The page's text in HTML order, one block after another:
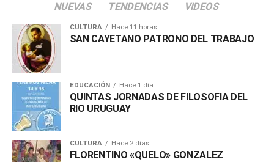
NUEVAS TENDENCIAS VIDEOS
CULTURA Hace 11 horas
SAN CAYETANO PATRONO DEL TRABAJO
EDUCACIÓN Hace 1 día
QUINTAS JORNADAS DE FILOSOFIA DEL
RIO URUGUAY
CULTURA Hace 2 días
FLORENTINO «QUELO» GONZALEZ